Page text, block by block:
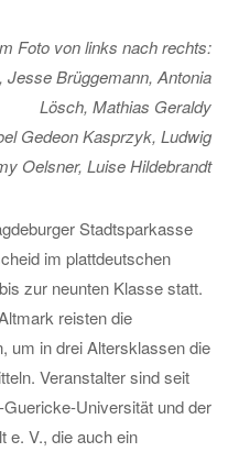
Foto von links nach rechts:
Jesse Brüggemann, Antonia
Lösch, Mathias Geraldy
Gedeon Kasprzyk, Ludwig
Oelsner, Luise Hildebrandt
Stadtsparkasse
im plattdeutschen
zur neunten Klasse statt.
reisten die
um in drei Altersklassen die
Veranstalter sind seit
Universität und der
e. V., die auch ein